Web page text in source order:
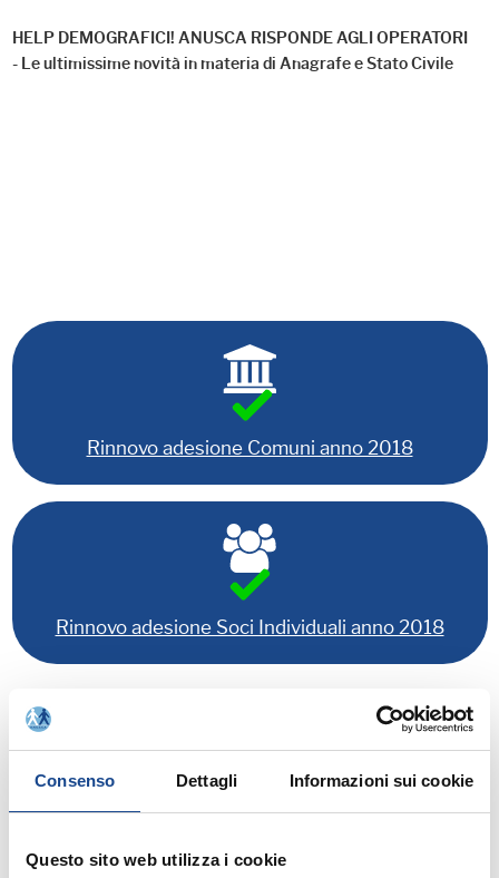
Consenso Dettagli Informazioni sui cookie
Questo sito web utilizza i cookie
HELP DEMOGRAFICI! ANUSCA RISPONDE AGLI OPERATORI
- Le ultimissime novità in materia di Anagrafe e Stato Civile
Rinnovo adesione Comuni anno 2018
Rinnovo adesione Soci Individuali anno 2018
CALVIGIONI Renzo- Esperto ANUSCA
PALMIERI Liliana - Esperto ANUSCA